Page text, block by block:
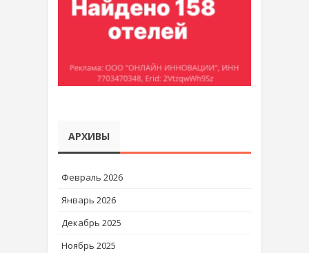
АРХИВЫ
Февраль 2026
Январь 2026
Декабрь 2025
Ноябрь 2025